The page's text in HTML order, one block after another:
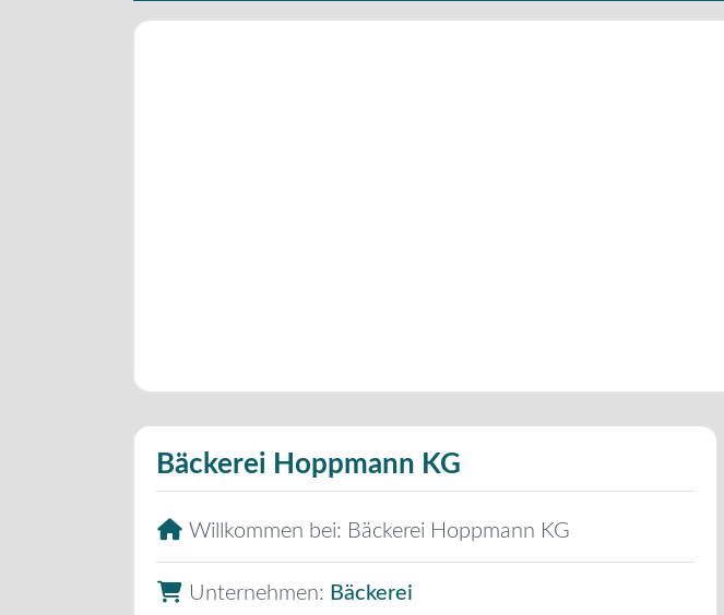
Bäckerei Hoppmann KG
Willkommen bei: Bäckerei Hoppmann KG
Unternehmen: Bäckerei